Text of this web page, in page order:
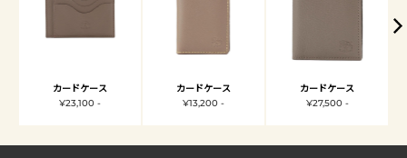
カードケース
¥23,100 -
カードケース
¥13,200 -
カードケース
¥27,500 -